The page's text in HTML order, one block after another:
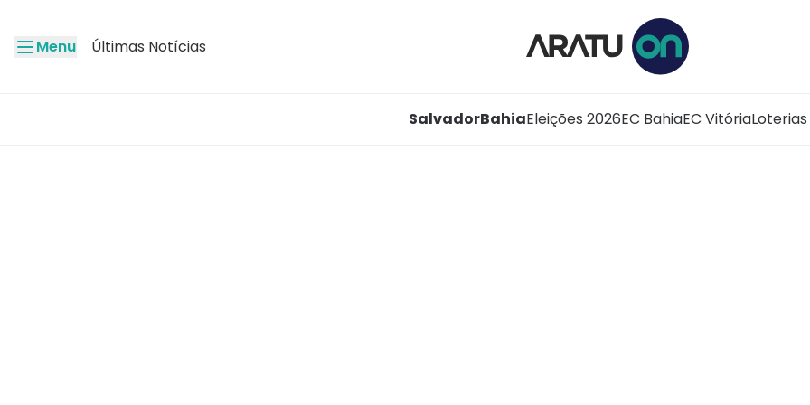
Menu Últimas Notícias
SalvadorBahiaEleições 2026EC BahiaEC VitóriaLoterias